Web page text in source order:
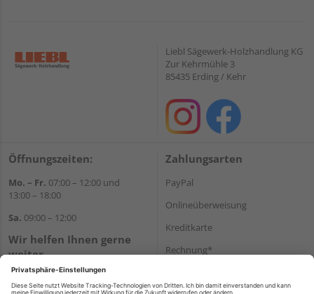
Liebl Sägewerk-Holzhandlung KG
Zur Kehrmühle 3
85435 Erding / Kehr
Öffnungszeiten:
Mo. – Fr. 07:00 – 12:00 und
13:00 – 18:00
Sa. 09:00 – 12:00
Wir helfen Ihnen gerne
weiter
Tel.:+49 8122 14197
E-Mail:vertrieb@holz-liebl.de
Zahlungsarten
PayPal
Onlineüberweisung
Kreditkarte
Rechnung*